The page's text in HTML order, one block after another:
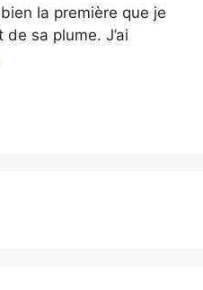
la première que je
sa plume. J’ai